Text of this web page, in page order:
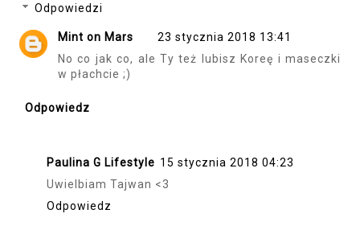
Odpowiedzi
Mint on Mars
23 stycznia 2018 13:41
No co jak co, ale Ty też lubisz Koreę i maseczki
w płachcie ;)
Odpowiedz
Paulina G Lifestyle 15 stycznia 2018 04:23
Uwielbiam Tajwan <3
Odpowiedz